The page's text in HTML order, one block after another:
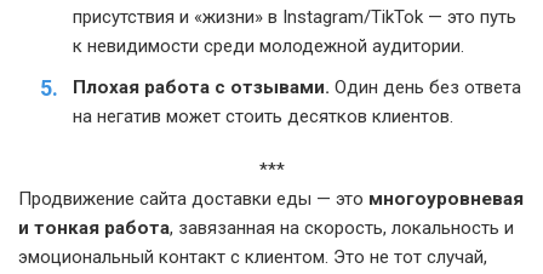
присутствия и «жизни» в Instagram/TikTok — это путь
к невидимости среди молодежной аудитории.
Плохая работа с отзывами. Один день без ответа
на негатив может стоить десятков клиентов.
***
Продвижение сайта доставки еды — это многоуровневая
и тонкая работа, завязанная на скорость, локальность и
эмоциональный контакт с клиентом. Это не тот случай,